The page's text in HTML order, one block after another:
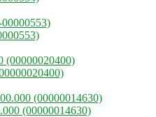
(00000014630)